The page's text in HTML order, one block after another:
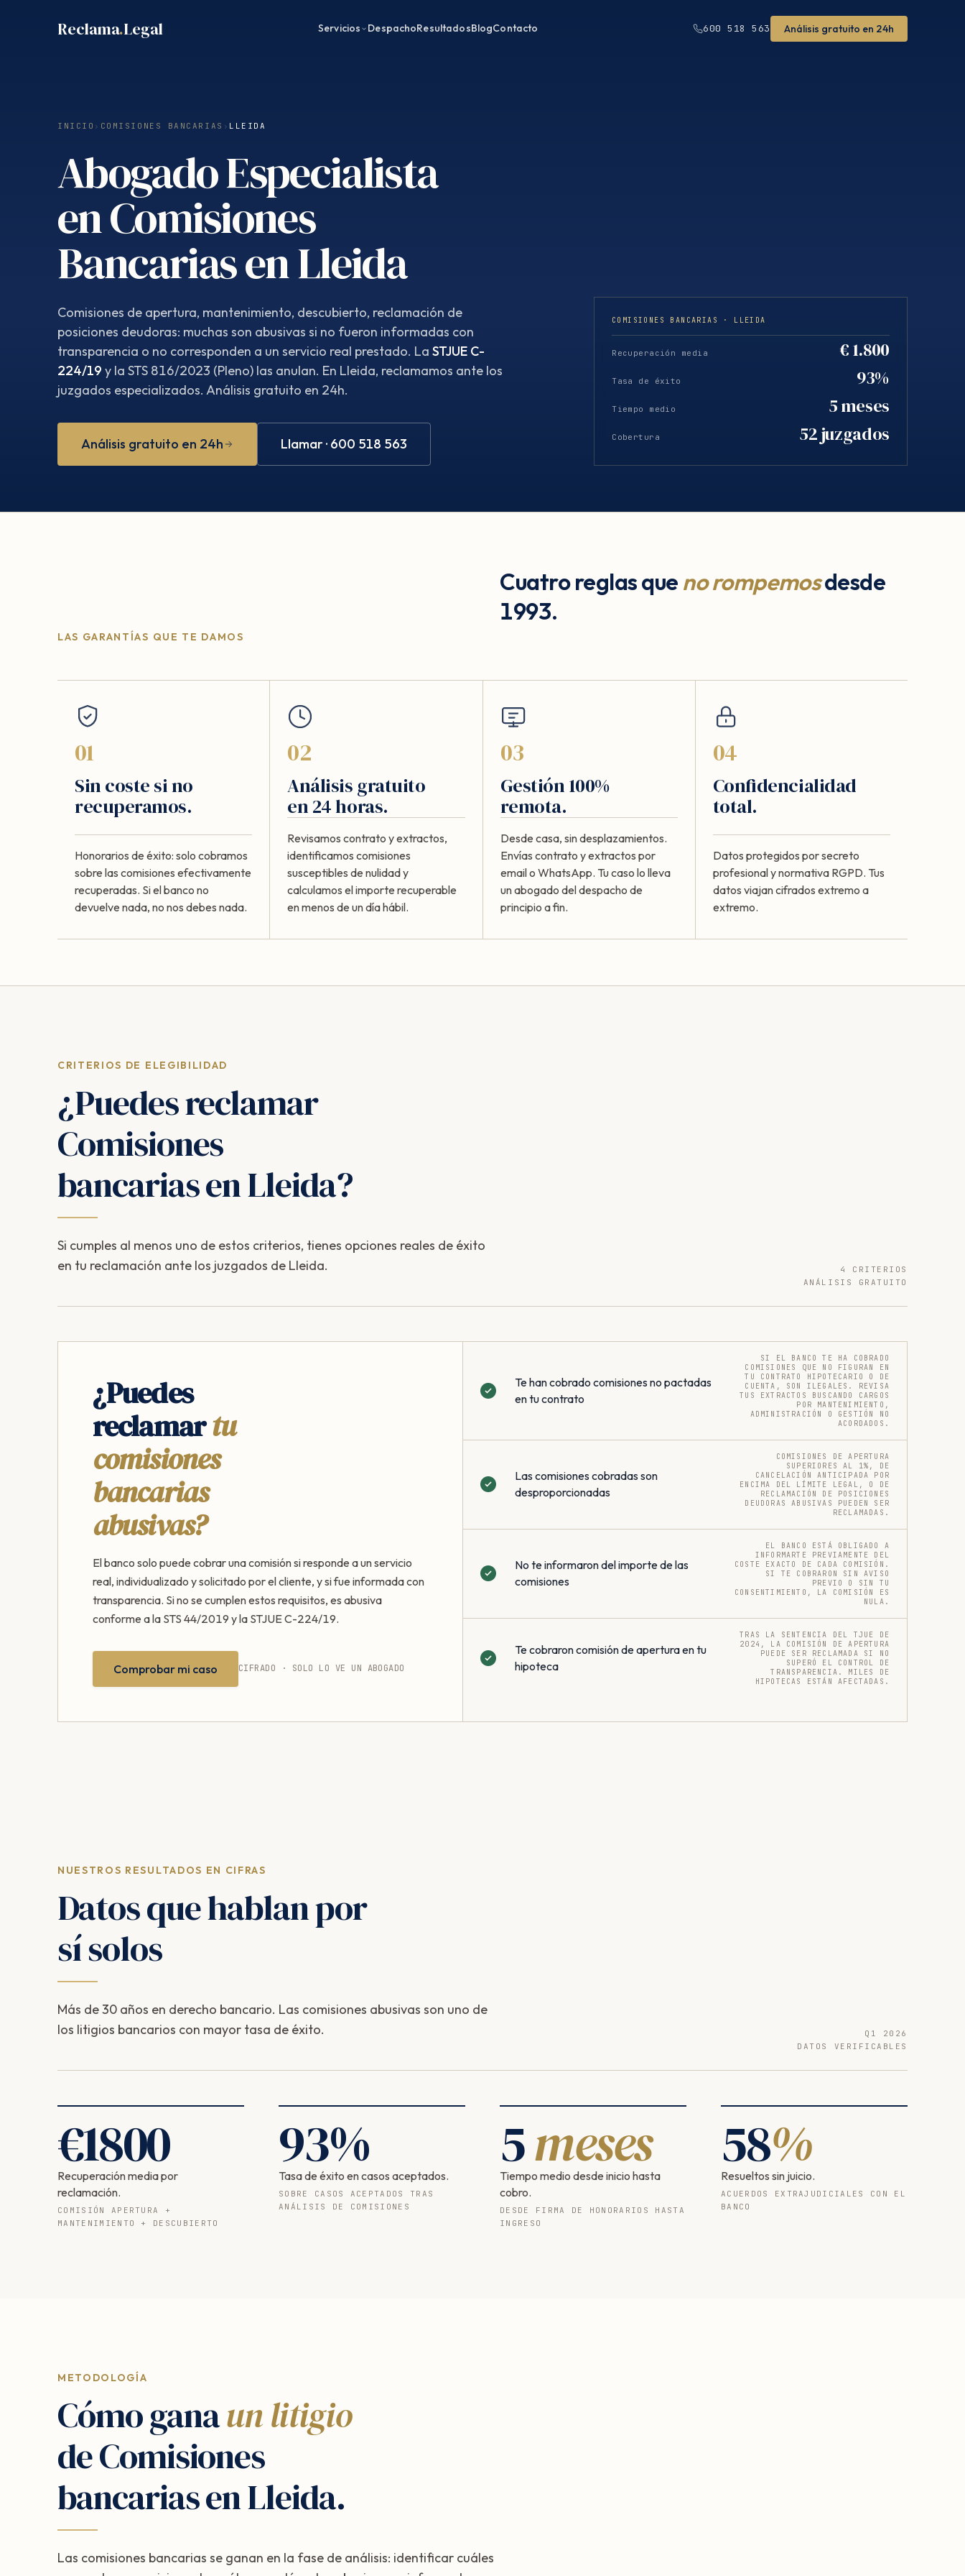
Reclama.Legal Servicios DespachoResultadosBlogContacto 600 518 563 Análisis gratuito en 24h
INICIO › COMISIONES BANCARIAS › LLEIDA
Abogado Especialista
en Comisiones
Bancarias en Lleida
Comisiones de apertura, mantenimiento, descubierto, reclamación de
posiciones deudoras: muchas son abusivas si no fueron informadas con
transparencia o no corresponden a un servicio real prestado. La STJUE C-
224/19 y la STS 816/2023 (Pleno) las anulan. En Lleida, reclamamos ante los
juzgados especializados. Análisis gratuito en 24h.
Análisis gratuito en 24h Llamar · 600 518 563
COMISIONES BANCARIAS · LLEIDA
Recuperación media € 1.800
Tasa de éxito 93%
Tiempo medio 5 meses
Cobertura 52 juzgados
LAS GARANTÍAS QUE TE DAMOS
Cuatro reglas que no rompemosdesde
1993.
01
Sin coste si no
recuperamos.
Honorarios de éxito: solo cobramos
sobre las comisiones efectivamente
recuperadas. Si el banco no
devuelve nada, no nos debes nada.
02
Análisis gratuito
en 24 horas.
Revisamos contrato y extractos,
identificamos comisiones
susceptibles de nulidad y
calculamos el importe recuperable
en menos de un día hábil.
03
Gestión 100%
remota.
Desde casa, sin desplazamientos.
Envías contrato y extractos por
email o WhatsApp. Tu caso lo lleva
un abogado del despacho de
principio a fin.
04
Confidencialidad
total.
Datos protegidos por secreto
profesional y normativa RGPD. Tus
datos viajan cifrados extremo a
extremo.
CRITERIOS DE ELEGIBILIDAD
¿Puedes reclamar
Comisiones
bancarias en Lleida?
Si cumples al menos uno de estos criterios, tienes opciones reales de éxito
en tu reclamación ante los juzgados de Lleida.
4 CRITERIOS
ANÁLISIS GRATUITO
¿Puedes
reclamartu
comisiones
bancarias
abusivas?
El banco solo puede cobrar una comisión si responde a un servicio
real, individualizado y solicitado por el cliente, y si fue informada con
transparencia. Si no se cumplen estos requisitos, es abusiva
conforme a la STS 44/2019 y la STJUE C-224/19.
Comprobar mi caso CIFRADO · SOLO LO VE UN ABOGADO
Te han cobrado comisiones no pactadas
en tu contrato
SI EL BANCO TE HA COBRADO
COMISIONES QUE NO FIGURAN EN
TU CONTRATO HIPOTECARIO O DE
CUENTA, SON ILEGALES. REVISA
TUS EXTRACTOS BUSCANDO CARGOS
POR MANTENIMIENTO,
ADMINISTRACIÓN O GESTIÓN NO
ACORDADOS.
Las comisiones cobradas son
desproporcionadas
COMISIONES DE APERTURA
SUPERIORES AL 1%, DE
CANCELACIÓN ANTICIPADA POR
ENCIMA DEL LÍMITE LEGAL, O DE
RECLAMACIÓN DE POSICIONES
DEUDORAS ABUSIVAS PUEDEN SER
RECLAMADAS.
No te informaron del importe de las
comisiones
EL BANCO ESTÁ OBLIGADO A
INFORMARTE PREVIAMENTE DEL
COSTE EXACTO DE CADA COMISIÓN.
SI TE COBRARON SIN AVISO
PREVIO O SIN TU
CONSENTIMIENTO, LA COMISIÓN ES
NULA.
Te cobraron comisión de apertura en tu
hipoteca
TRAS LA SENTENCIA DEL TJUE DE
2024, LA COMISIÓN DE APERTURA
PUEDE SER RECLAMADA SI NO
SUPERÓ EL CONTROL DE
TRANSPARENCIA. MILES DE
HIPOTECAS ESTÁN AFECTADAS.
NUESTROS RESULTADOS EN CIFRAS
Datos que hablan por
sí solos
Más de 30 años en derecho bancario. Las comisiones abusivas son uno de
los litigios bancarios con mayor tasa de éxito.
Q1 2026
DATOS VERIFICABLES
€1800
Recuperación media por
reclamación.
COMISIÓN APERTURA +
MANTENIMIENTO + DESCUBIERTO
93%
Tasa de éxito en casos aceptados.
SOBRE CASOS ACEPTADOS TRAS
ANÁLISIS DE COMISIONES
5meses
Tiempo medio desde inicio hasta
cobro.
DESDE FIRMA DE HONORARIOS HASTA
INGRESO
58%
Resueltos sin juicio.
ACUERDOS EXTRAJUDICIALES CON EL
BANCO
METODOLOGÍA
Cómo ganaun litigio
de Comisiones
bancarias en Lleida.
Las comisiones bancarias se ganan en la fase de análisis: identificar cuáles